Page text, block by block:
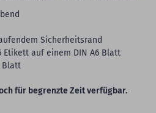
Sicherheitsrand
Etikett auf einem DIN A6 Blatt
Blatt
für begrenzte Zeit verfügbar.